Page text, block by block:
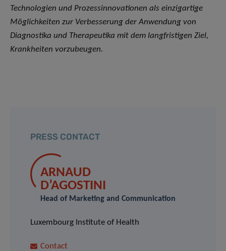
Technologien und Prozessinnovationen als einzigartige
Möglichkeiten zur Verbesserung der Anwendung von
Diagnostika und Therapeutika mit dem langfristigen Ziel,
Krankheiten vorzubeugen.
PRESS CONTACT
ARNAUD
D’AGOSTINI
Head of Marketing and Communication
Luxembourg Institute of Health
Contact